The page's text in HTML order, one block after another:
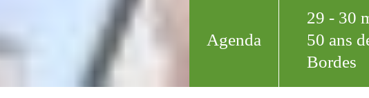
Agenda
29 - 30
50 ans
Bordes